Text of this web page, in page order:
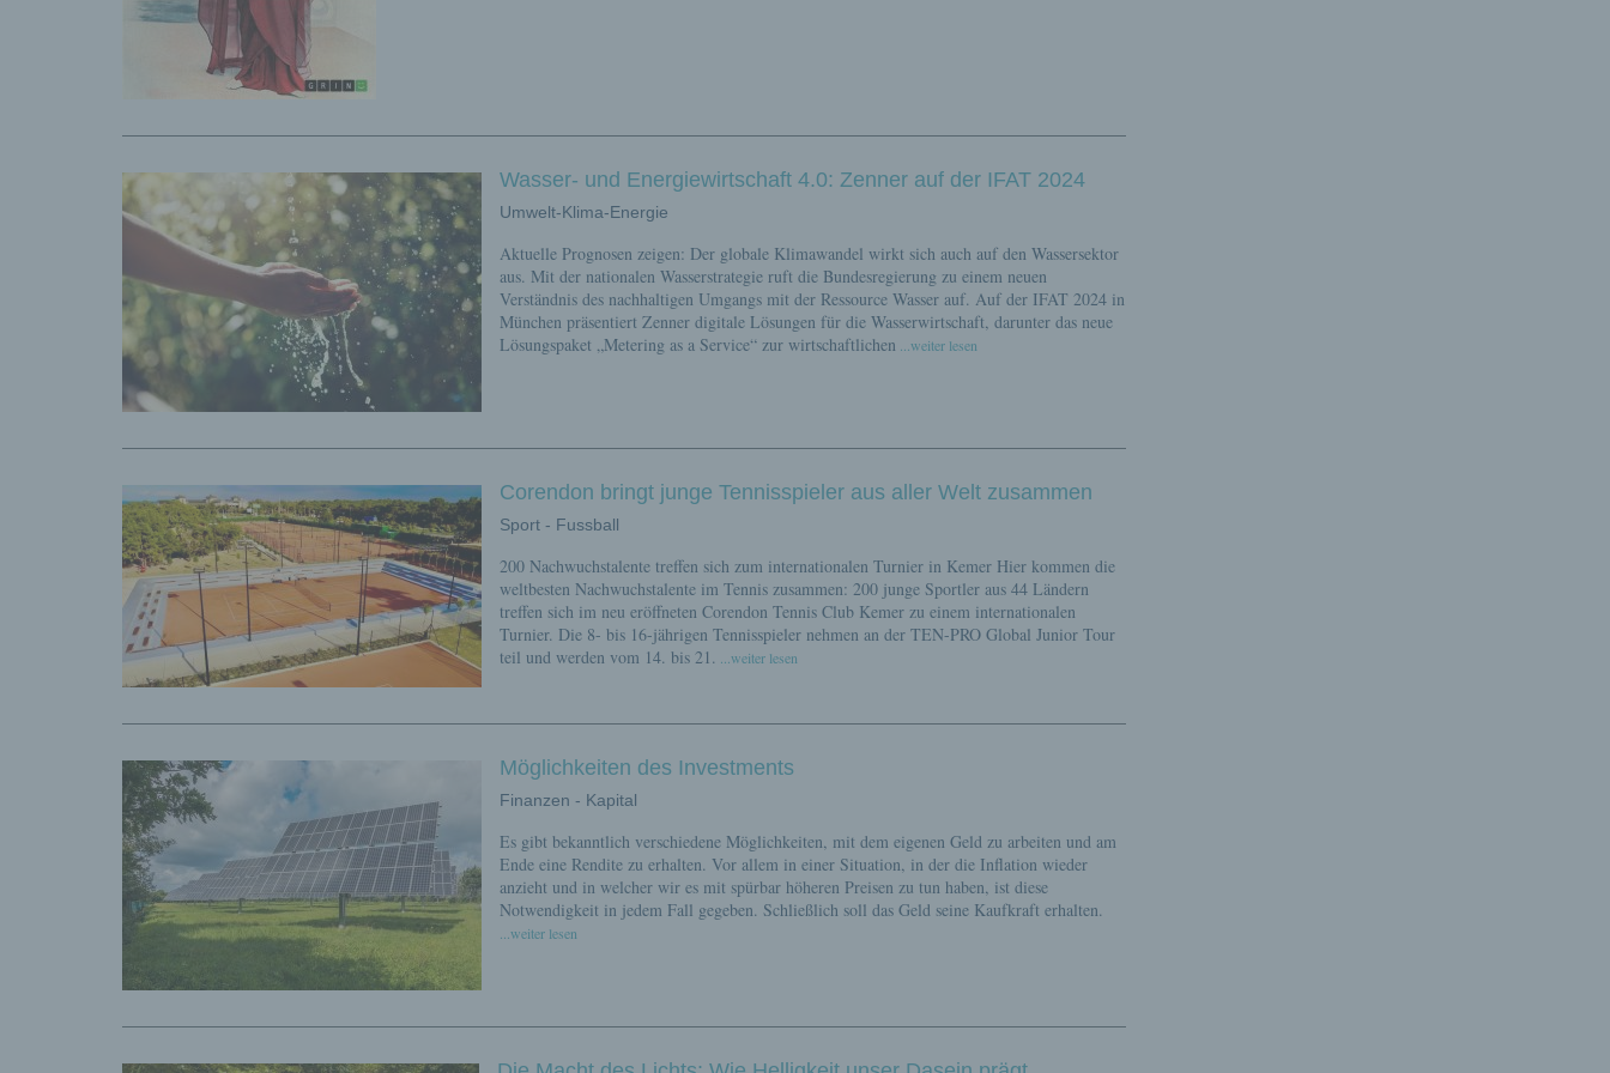
Wasser- und Energiewirtschaft 4.0: Zenner auf der IFAT 2024
Umwelt-Klima-Energie
Aktuelle Prognosen zeigen: Der globale Klimawandel wirkt sich auch auf den Wassersektor
aus. Mit der nationalen Wasserstrategie ruft die Bundesregierung zu einem neuen
Verständnis des nachhaltigen Umgangs mit der Ressource Wasser auf. Auf der IFAT 2024 in
München präsentiert Zenner digitale Lösungen für die Wasserwirtschaft, darunter das neue
Lösungspaket „Metering as a Service“ zur wirtschaftlichen ...weiter lesen
Corendon bringt junge Tennisspieler aus aller Welt zusammen
Sport - Fussball
200 Nachwuchstalente treffen sich zum internationalen Turnier in Kemer Hier kommen die
weltbesten Nachwuchstalente im Tennis zusammen: 200 junge Sportler aus 44 Ländern
treffen sich im neu eröffneten Corendon Tennis Club Kemer zu einem internationalen
Turnier. Die 8- bis 16-jährigen Tennisspieler nehmen an der TEN-PRO Global Junior Tour
teil und werden vom 14. bis 21. ...weiter lesen
Möglichkeiten des Investments
Finanzen - Kapital
Es gibt bekanntlich verschiedene Möglichkeiten, mit dem eigenen Geld zu arbeiten und am
Ende eine Rendite zu erhalten. Vor allem in einer Situation, in der die Inflation wieder
anzieht und in welcher wir es mit spürbar höheren Preisen zu tun haben, ist diese
Notwendigkeit in jedem Fall gegeben. Schließlich soll das Geld seine Kaufkraft erhalten.
...weiter lesen